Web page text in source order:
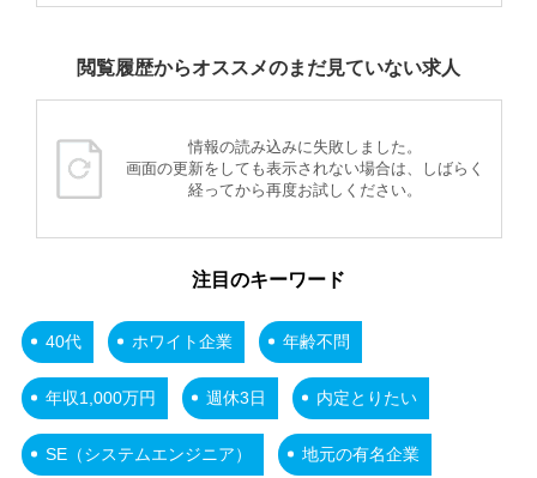
閲覧履歴からオススメのまだ見ていない求人
情報の読み込みに失敗しました。
画面の更新をしても表示されない場合は、しばらく
経ってから再度お試しください。
注目のキーワード
40代 ホワイト企業 年齢不問
年収1,000万円 週休3日 内定とりたい
SE（システムエンジニア） 地元の有名企業